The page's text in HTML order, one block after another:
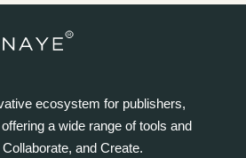
ecosystem for publishers,
a wide range of tools and
and Create.